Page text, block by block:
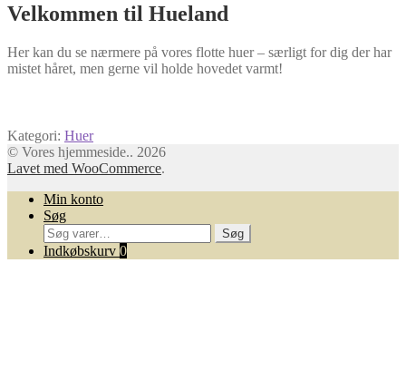
Velkommen til Hueland
Her kan du se nærmere på vores flotte huer – særligt for dig der har
mistet håret, men gerne vil holde hovedet varmt!
Kategori: Huer
© Vores hjemmeside.. 2026
Lavet med WooCommerce.
Min konto
Søg
Søg
efter:
Søg
Indkøbskurv 0